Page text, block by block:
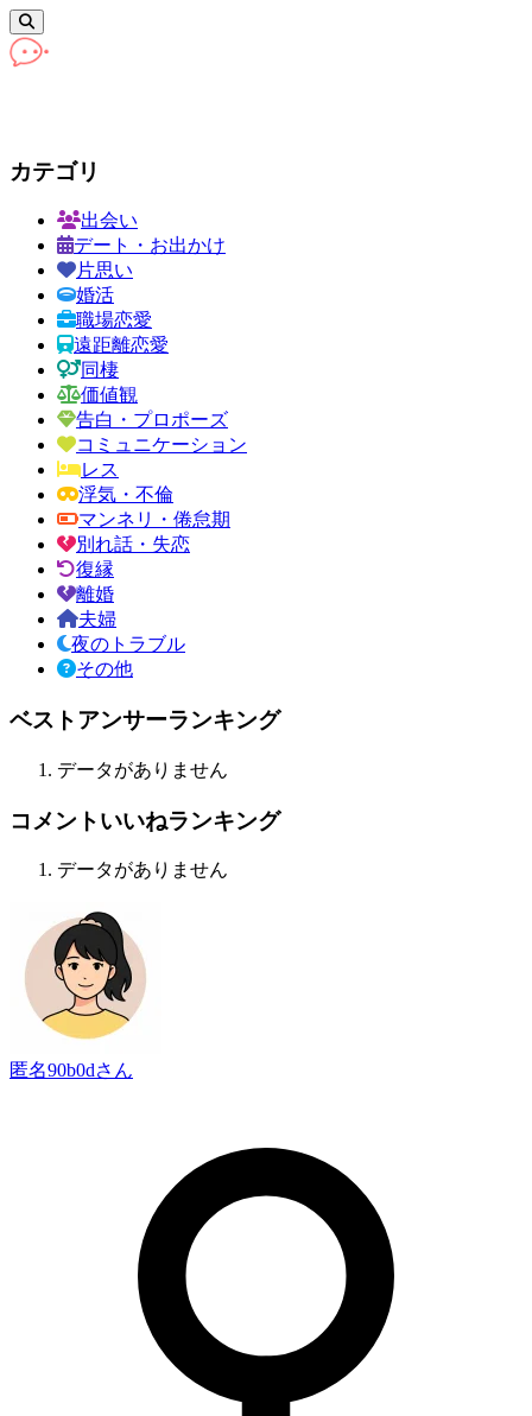
カテゴリ
出会い
デート・お出かけ
片思い
婚活
職場恋愛
遠距離恋愛
同棲
価値観
告白・プロポーズ
コミュニケーション
レス
浮気・不倫
マンネリ・倦怠期
別れ話・失恋
復縁
離婚
夫婦
夜のトラブル
その他
ベストアンサーランキング
データがありません
コメントいいねランキング
データがありません
匿名90b0dさん